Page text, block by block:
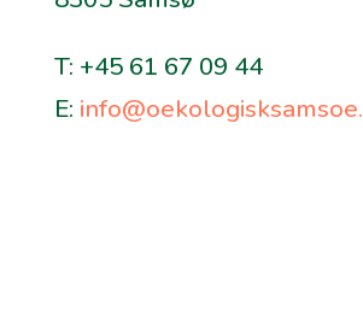
T: +45 61 67 09 44
E: